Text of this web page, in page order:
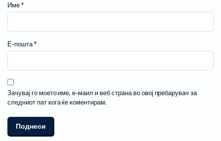
Име *
Е-пошта*
Зачувај го моето име, е-маил и веб страна во овој пребарувач за
следниот пат кога ќе коментирам.